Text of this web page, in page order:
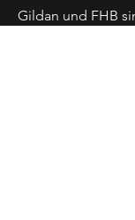
Gildan und FHB